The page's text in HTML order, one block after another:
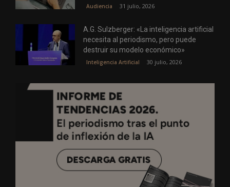
Audiencia 31 julio, 2026
A.G. Sulzberger: «La inteligencia artificial
necesita al periodismo, pero puede
destruir su modelo económico»
Inteligencia Artificial 30 julio, 2026